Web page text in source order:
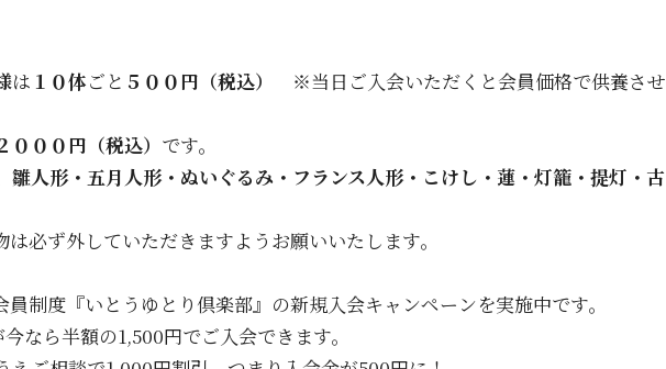
は １０体ごと ５００円（税込） ※当日ご入会いただくと会員価格で供養さ
０００円（税込） です。
雛人形・五月人形・ぬいぐるみ・フランス人形・こけし・蓮・灯籠・提灯・
必ず外していただきますようお願いいたします。
員制度『いとうゆとり倶楽部』の新規入会キャンペーンを実施中です。
なら半額の1,500円でご入会できます。